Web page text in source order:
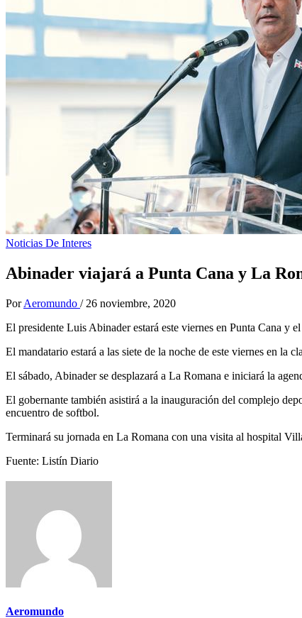
Noticias De Interes
Abinader viajará a Punta Cana y La
Por Aeromundo / 26 noviembre, 2020
El presidente Luis Abinader estará este viernes en Punta Cana y
El mandatario estará a las siete de la noche de este viernes en
El sábado, Abinader se desplazará a La Romana e iniciará la
El gobernante también asistirá a la inauguración del complejo
encuentro de softbol.
Terminará su jornada en La Romana con una visita al hospital
Fuente: Listín Diario
Aeromundo